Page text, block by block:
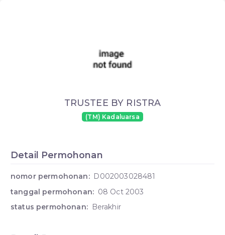
TRUSTEE BY RISTRA
(TM) Kadaluarsa
Detail Permohonan
nomor permohonan: D002003028481
tanggal permohonan: 08 Oct 2003
status permohonan: Berakhir